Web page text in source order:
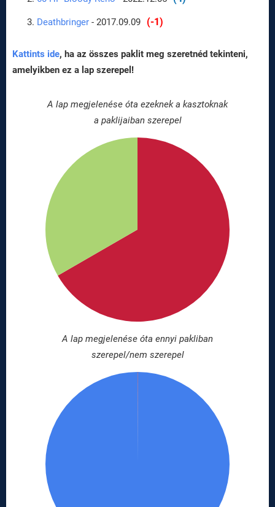
Deathbringer - 2017.09.09 (-1)
Kattints ide, ha az összes paklit meg szeretnéd tekinteni,
amelyikben ez a lap szerepel!
A lap megjelenése óta ezeknek a kasztoknak
a paklijaiban szerepel
A lap megjelenése óta ennyi pakliban
szerepel/nem szerepel